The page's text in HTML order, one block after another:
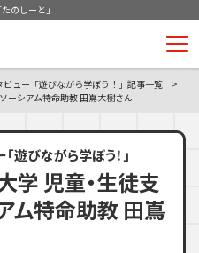
のしーと」
ュー「遊びながら学ぼう！」記事一覧
シアム特命助教 田嶌大樹さん
遊びながら学ぼう！」
児童・生徒支
ム特命助教 田嶌